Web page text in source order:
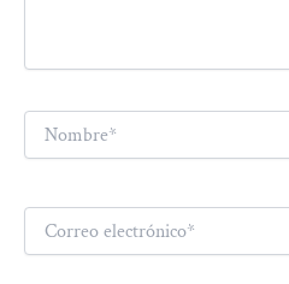
electrónico*